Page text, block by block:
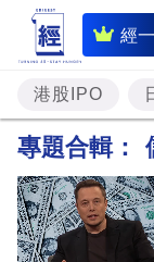
經即
時
財
經
題
投
港股IPO
專題合輯：